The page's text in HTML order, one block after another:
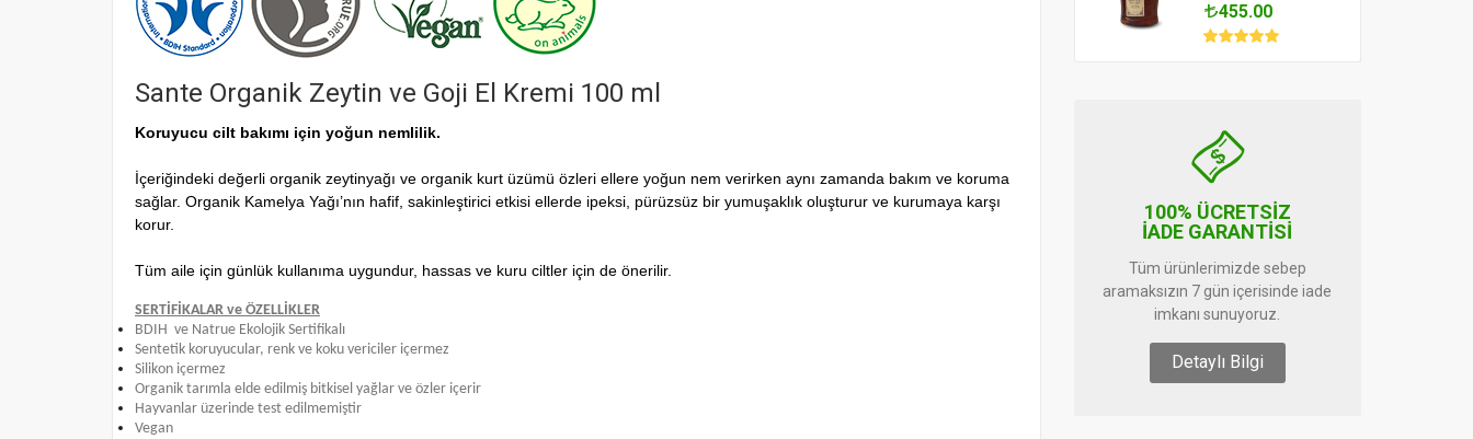
Sante Organik Zeytin ve Goji El Kremi 100 ml
Koruyucu cilt bakımı için yoğun nemlilik.
İçeriğindeki değerli organik zeytinyağı ve organik kurt üzümü özleri ellere yoğun nem verirken aynı zamanda bakım ve koruma
sağlar. Organik Kamelya Yağı’nın hafif, sakinleştirici etkisi ellerde ipeksi, pürüzsüz bir yumuşaklık oluşturur ve kurumaya karşı
korur.
Tüm aile için günlük kullanıma uygundur, hassas ve kuru ciltler için de önerilir.
SERTİFİKALAR ve ÖZELLİKLER
BDIH ve Natrue Ekolojik Sertifikalı
Sentetik koruyucular, renk ve koku vericiler içermez
Silikon içermez
Organik tarımla elde edilmiş bitkisel yağlar ve özler içerir
Hayvanlar üzerinde test edilmemiştir
Vegan
455.00
100% ÜCRETSİZ
İADE GARANTİSİ
Tüm ürünlerimizde sebep
aramaksızın 7 gün içerisinde iade
imkanı sunuyoruz.
Detaylı Bilgi